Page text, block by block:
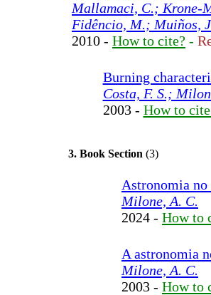
Mallamaci, C.; Krone-
Fidêncio, M.; Muiños,
2010 - How to cite? -
Burning
Costa, F. S.;
2003 - How to
3. Book Section (3)
Astronomia no
Milone, A. C.
2024 - How to
A astronomia
Milone, A. C.
2003 - How to